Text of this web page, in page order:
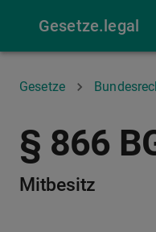
Gesetze.legal
Gesetze
§ 866
Mitbesitz